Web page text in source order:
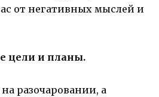
от негативных мыслей и
цели и планы.
разочаровании, а